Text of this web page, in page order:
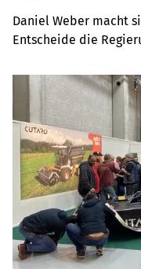
Daniel Weber macht
Entscheide die